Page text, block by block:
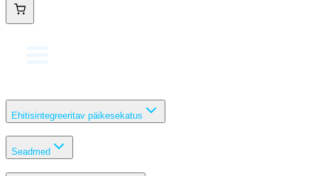
Ehitisintegreeritav päikesekatus
Seadmed